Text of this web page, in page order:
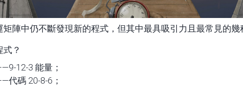
陣中仍不斷發現新的程式，但其中最具吸引力且最常見的幾
？
12-3 能量；
代碼 20-8-6；